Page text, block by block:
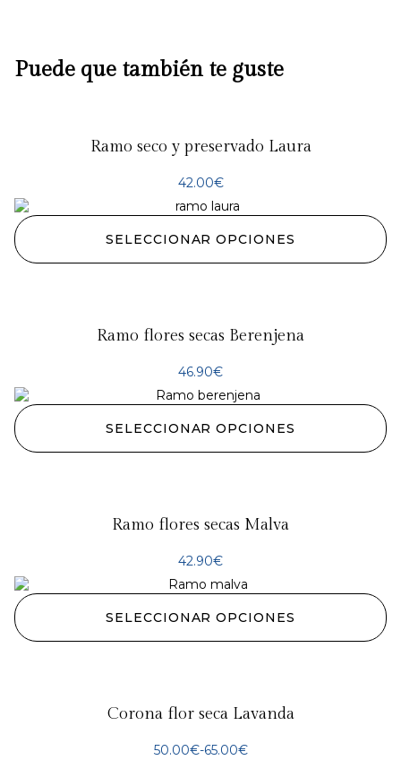
Puede que también te guste
Ramo seco y preservado Laura
42.00€
SELECCIONAR OPCIONES
Ramo flores secas Berenjena
46.90€
SELECCIONAR OPCIONES
Ramo flores secas Malva
42.90€
SELECCIONAR OPCIONES
Corona flor seca Lavanda
50.00€-65.00€